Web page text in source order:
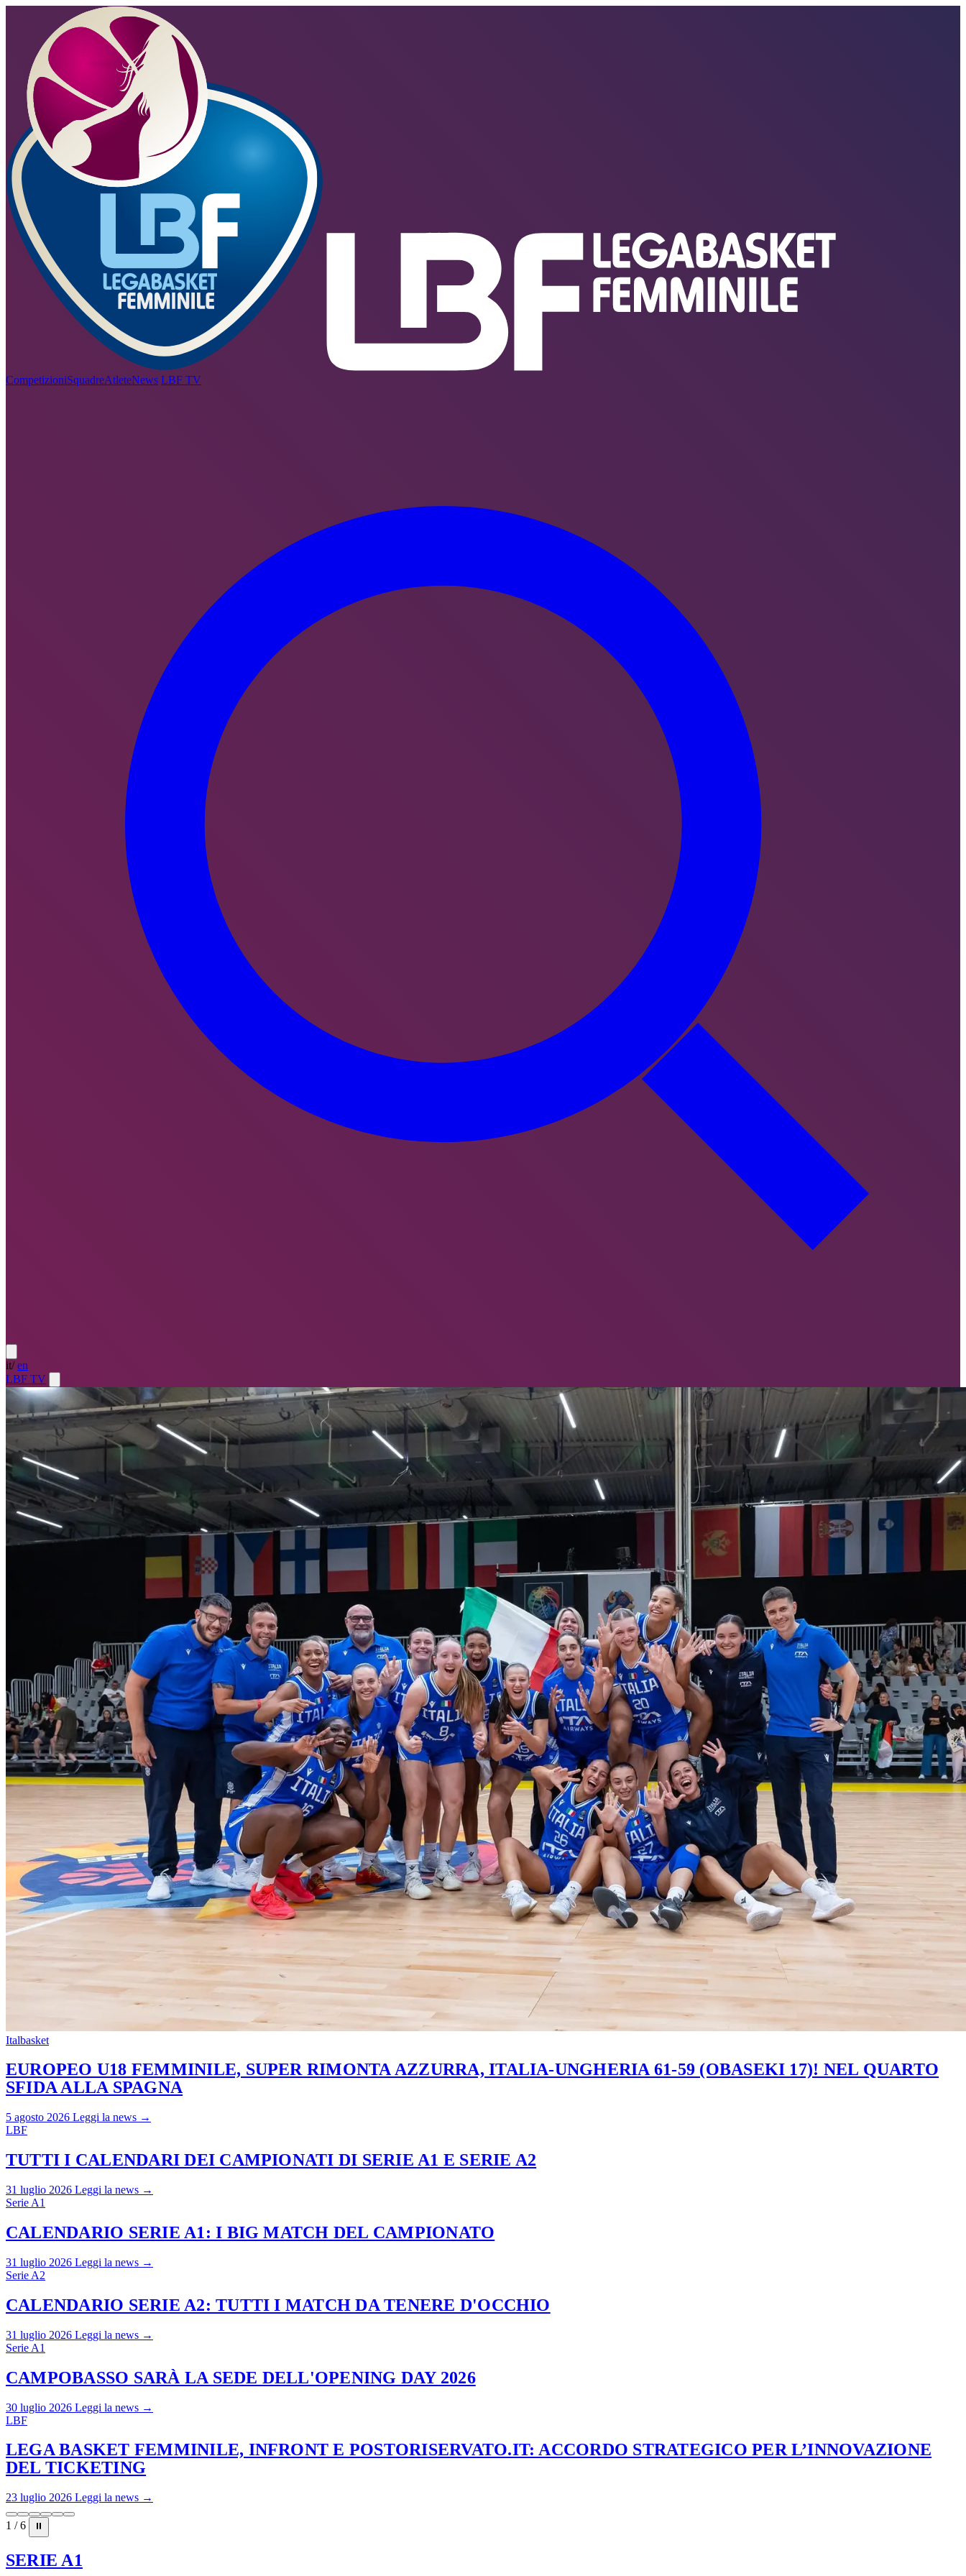
CompetizioniSquadreAtleteNews LBF TV
it/ en
LBF TV
Italbasket
EUROPEO U18 FEMMINILE, SUPER RIMONTA AZZURRA, ITALIA-UNGHERIA 61-59 (OBASEKI 17)! NEL QUARTO
SFIDA ALLA SPAGNA
5 agosto 2026 Leggi la news →
LBF
TUTTI I CALENDARI DEI CAMPIONATI DI SERIE A1 E SERIE A2
31 luglio 2026 Leggi la news →
Serie A1
CALENDARIO SERIE A1: I BIG MATCH DEL CAMPIONATO
31 luglio 2026 Leggi la news →
Serie A2
CALENDARIO SERIE A2: TUTTI I MATCH DA TENERE D'OCCHIO
31 luglio 2026 Leggi la news →
Serie A1
CAMPOBASSO SARÀ LA SEDE DELL'OPENING DAY 2026
30 luglio 2026 Leggi la news →
LBF
LEGA BASKET FEMMINILE, INFRONT E POSTORISERVATO.IT: ACCORDO STRATEGICO PER L’INNOVAZIONE
DEL TICKETING
23 luglio 2026 Leggi la news →
1 / 6 ⏸
SERIE A1